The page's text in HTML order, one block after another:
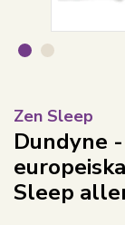
Zen Sleep
Dundyne
Sleep